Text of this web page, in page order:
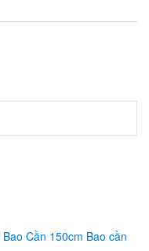
Bao Cần 150cm Bao cần